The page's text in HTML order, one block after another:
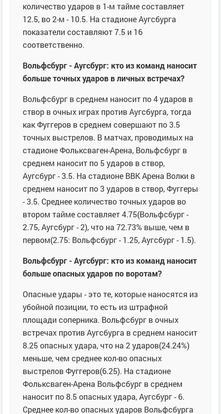
количество ударов в 1-м тайме составляет
12.5, во 2-м - 10.5. На стадионе Аугсбурга
показатели составляют 7.5 и 16
соответственно.
Вольфсбург - Аугсбург: кто из команд наносит
больше точных ударов в личных встречах?
Вольфсбург в среднем наносит по 4 ударов в
створ в очных играх против Аугсбурга, тогда
как Фуггеров в среднем совершают по 3.5
точных выстрелов. В матчах, проводимых на
стадионе Фольксваген-Арена, Вольфсбург в
среднем наносит по 5 ударов в створ,
Аугсбург - 3.5. На стадионе ВВК Арена Волки в
среднем наносит по 3 ударов в створ, Фуггеры
- 3.5. Среднее количество точных ударов во
втором тайме составляет 4.75(Вольфсбург -
2.75, Аугсбург - 2), что на 72.73% выше, чем в
первом(2.75: Вольфсбург - 1.25, Аугсбург - 1.5).
Вольфсбург - Аугсбург: кто из команд наносит
больше опасных ударов по воротам?
Опасные удары - это те, которые наносятся из
убойной позиции, то есть из штрафной
площади соперника. Вольфсбург в очных
встречах против Аугсбурга в среднем наносит
8.25 опасных удара, что на 2 ударов(24.24%)
меньше, чем среднее кол-во опасных
выстрелов Фуггеров(6.25). На стадионе
Фольксваген-Арена Вольфсбург в среднем
наносит по 8.5 опасных удара, Аугсбург - 6.
Среднее кол-во опасных ударов Вольфсбурга